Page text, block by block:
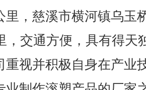
里，慈溪市横河镇乌玉
，交通方便，具有得天
重视并积极自身在产业